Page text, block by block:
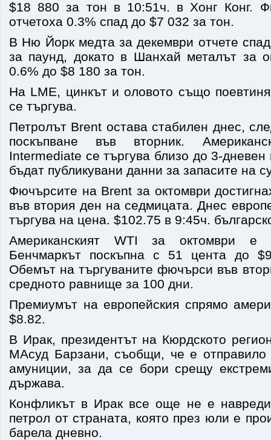
$18 880 за тон в 10:51ч. в Хонг Конг.
отчетоха 0.3% спад до $7 032 за тон.
В Ню Йорк медта за декември отчете
за паунд, докато в Шанхай металът за
0.6% до $8 180 за тон.
На LME, цинкът и оловото също
се търгува.
Петролът Brent остава стабилен днес,
поскъпване във вторник.
Intermediate се търгува близо до 3-
бъдат публикувани данни за запасите на
Фючърсите на Brent за октомври
във втория ден на седмицата. Днес
търгува на цена. $102.75 в 9:45ч.
Американският WTI за октомври е
Бенчмаркът поскъпна с 51 цента до
Обемът на търгуваните фючърси във
средното равнище за 100 дни.
Премиумът на европейския спрямо
$8.82.
В Ирак, президентът на Кюрдското
МАсуд Барзани, съобщи, че е
амуниции, за да се бори срещу
държава.
Конфликът в Ирак все още не е
петрол от страната, която през юли е
барела дневно.